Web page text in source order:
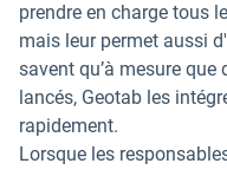
prendre en charge tous
mais leur permet aussi
savent qu’à mesure
lancés, Geotab les
rapidement.
Lorsque les